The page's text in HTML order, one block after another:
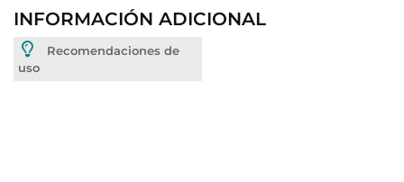
INFORMACIÓN ADICIONAL
Recomendaciones de
uso